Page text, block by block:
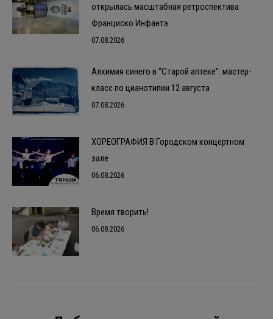
открылась масштабная ретроспектива
Франциско Инфантэ
07.08.2026
Алхимия синего в “Старой аптеке”: мастер-
класс по цианотипии 12 августа
07.08.2026
ХОРЕОГРАФИЯ В Городском концертном
зале
06.08.2026
Время творить!
06.08.2026